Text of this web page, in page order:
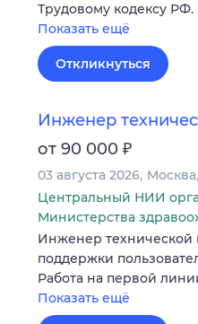
Трудовому кодексу
Показать ещё
Откликнуться
Инженер
от 90 000 ₽
03 августа 2026 Москва
Центральный НИИ
Министерства
Инженер технической
поддержки
Работа на первой
Показать ещё